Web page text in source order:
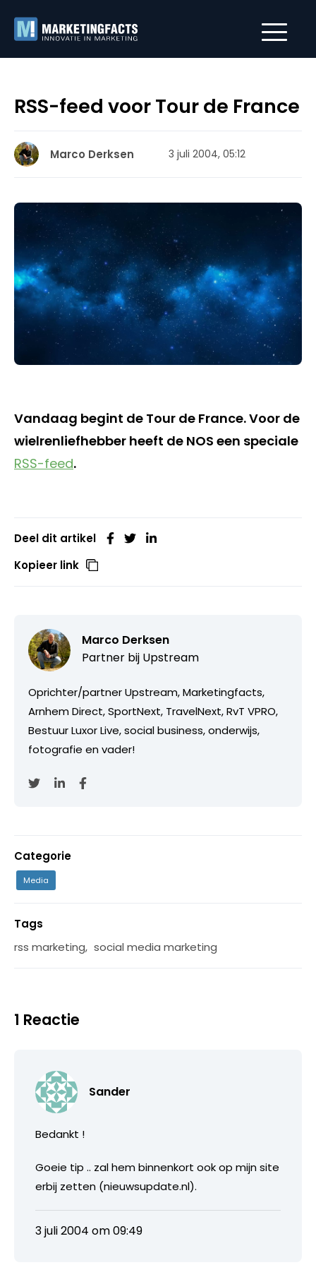
RSS-feed voor Tour de France
Marco Derksen 3 juli 2004, 05:12
Vandaag begint de Tour de France. Voor de
wielrenliefhebber heeft de NOS een speciale
RSS-feed.
Deel dit artikel
Kopieer link
Marco Derksen
Partner bij Upstream
Oprichter/partner Upstream, Marketingfacts,
Arnhem Direct, SportNext, TravelNext, RvT VPRO,
Bestuur Luxor Live, social business, onderwijs,
fotografie en vader!
Categorie
Media
Tags
rss marketing, social media marketing
1 Reactie
Sander
Bedankt !
Goeie tip .. zal hem binnenkort ook op mijn site
erbij zetten (nieuwsupdate.nl).
3 juli 2004 om 09:49